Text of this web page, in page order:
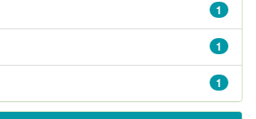
1
1
1